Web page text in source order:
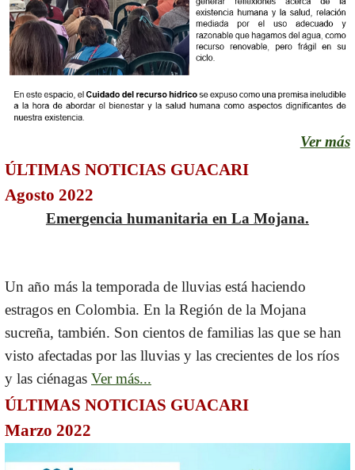
Ver más
ÚLTIMAS NOTICIAS GUACARI
Agosto 2022
Emergencia humanitaria en La Mojana.
Un año más la temporada de lluvias está haciendo
estragos en Colombia. En la Región de la Mojana
sucreña, también. Son cientos de familias las que se han
visto afectadas por las lluvias y las crecientes de los ríos
y las ciénagas Ver más...
ÚLTIMAS NOTICIAS GUACARI
Marzo 2022